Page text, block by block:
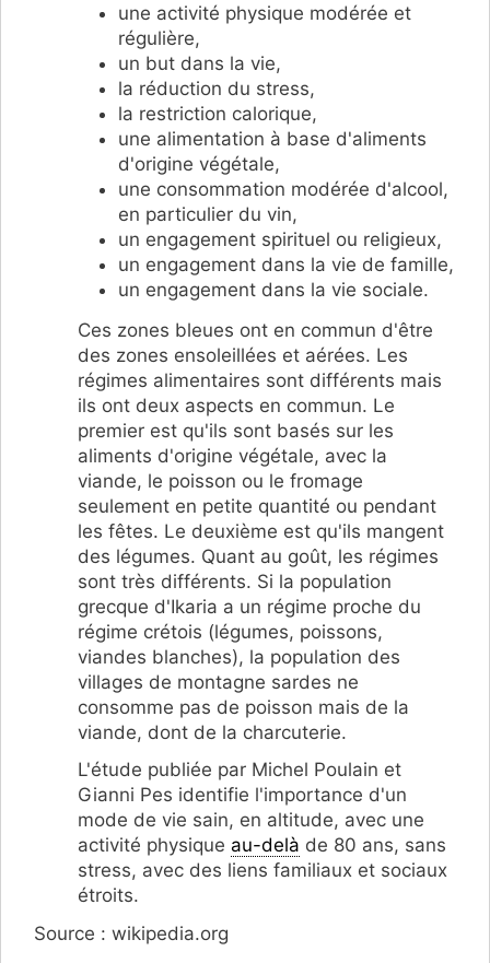
une activité physique modérée et
régulière,
un but dans la vie,
la réduction du stress,
la restriction calorique,
une alimentation à base d'aliments
d'origine végétale,
une consommation modérée d'alcool,
en particulier du vin,
un engagement spirituel ou religieux,
un engagement dans la vie de famille,
un engagement dans la vie sociale.
Ces zones bleues ont en commun d'être
des zones ensoleillées et aérées. Les
régimes alimentaires sont différents mais
ils ont deux aspects en commun. Le
premier est qu'ils sont basés sur les
aliments d'origine végétale, avec la
viande, le poisson ou le fromage
seulement en petite quantité ou pendant
les fêtes. Le deuxième est qu'ils mangent
des légumes. Quant au goût, les régimes
sont très différents. Si la population
grecque d'Ikaria a un régime proche du
régime crétois (légumes, poissons,
viandes blanches), la population des
villages de montagne sardes ne
consomme pas de poisson mais de la
viande, dont de la charcuterie.
L'étude publiée par Michel Poulain et
Gianni Pes identifie l'importance d'un
mode de vie sain, en altitude, avec une
activité physique au-delà de 80 ans, sans
stress, avec des liens familiaux et sociaux
étroits.
Source : wikipedia.org